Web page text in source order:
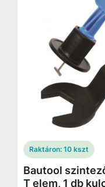
Raktáron: 10 kszt
Bautool
T elem, 1 db